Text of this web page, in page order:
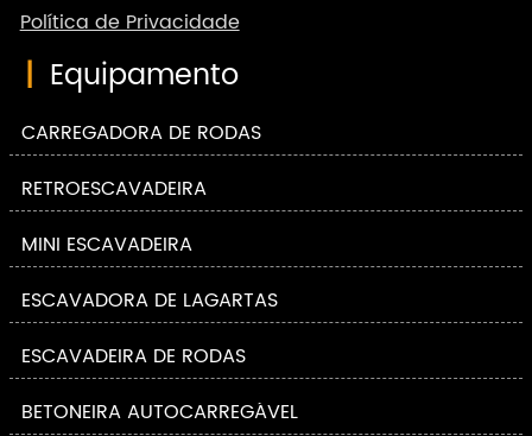
Política de Privacidade
| Equipamento
CARREGADORA DE RODAS
RETROESCAVADEIRA
MINI ESCAVADEIRA
ESCAVADORA DE LAGARTAS
ESCAVADEIRA DE RODAS
BETONEIRA AUTOCARREGÁVEL